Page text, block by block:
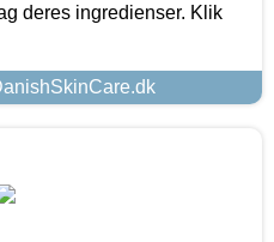
deres ingredienser. Klik